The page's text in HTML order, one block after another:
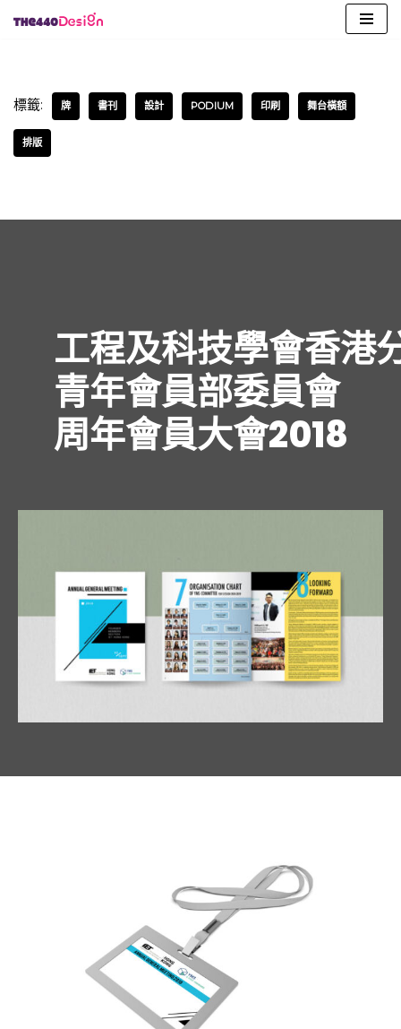
content
標籤: 牌 書刊 設計 PODIUM 印刷 舞台橫額
排版
工程及科技學會香港
青年會員部委員會
周年會員大會2018